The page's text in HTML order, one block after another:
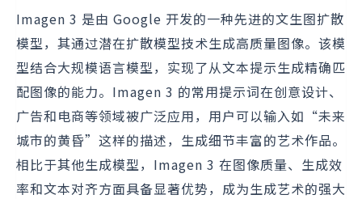
Imagen 3 是由 Google 开发的一种先进的文生图扩散
模型，其通过潜在扩散模型技术生成高质量图像。该模
型结合大规模语言模型，实现了从文本提示生成精确匹
配图像的能力。Imagen 3 的常用提示词在创意设计、
广告和电商等领域被广泛应用，用户可以输入如“未来
城市的黄昏”这样的描述，生成细节丰富的艺术作品。
相比于其他生成模型，Imagen 3 在图像质量、生成效
率和文本对齐方面具备显著优势，成为生成艺术的强大